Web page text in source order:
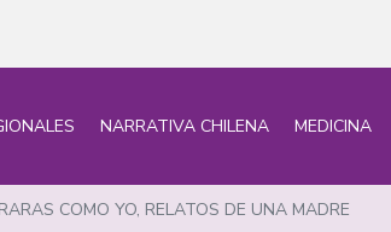
NARRATIVA CHILENA MEDICINA
COMO YO, RELATOS DE UNA MADRE